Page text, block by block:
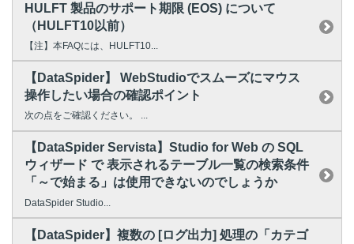
HULFT 製品のサポート期限 (EOS) について
（HULFT10以前）
【注】本FAQには、HULFT10...
【DataSpider】 WebStudioでスムーズにマウス
操作したい場合の確認ポイント
次の点をご確認ください。 ...
【DataSpider Servista】Studio for Web の SQL
ウィザード で 表示されるテーブル一覧の検索条件
「～で始まる」は使用できないのでしょうか
DataSpider Studio...
【DataSpider】複数の [ログ出力] 処理の「カテゴ